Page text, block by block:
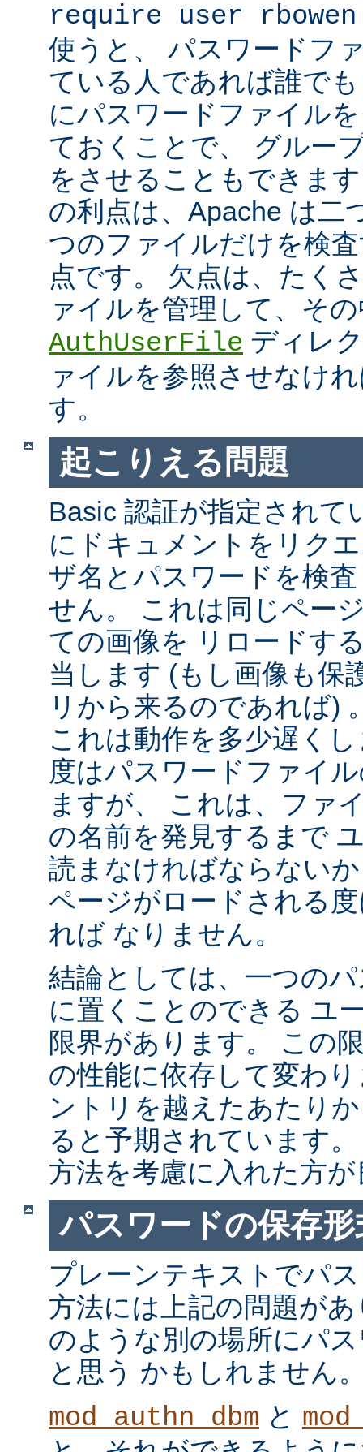
require user rbowen
使うと、 パスワードフ
ている人であれば誰で
にパスワードファイル
ておくことで、 グルー
をさせることもできま
の利点は、Apache は二
つのファイルだけを検
点です。 欠点は、たく
ァイルを管理して、そ
AuthUserFile ディレ
ァイルを参照させなけ
す。
起こりえる問題
Basic 認証が指定されて
にドキュメントをリク
ザ名とパスワードを検
せん。 これは同じペー
ての画像を リロードす
当します (もし画像も保
リから来るのであれば)
これは動作を多少遅く
度はパスワードファイ
ますが、 これは、ファ
の名前を発見するまで
読まなければならない
ページがロードされる
れば なりません。
結論としては、一つの
に置くことのできる ユ
限界があります。 この
の性能に依存して変わ
ントリを越えたあたり
ると予期されています
方法を考慮に入れた方
パスワードの保存
プレーンテキストでパ
方法には上記の問題が
のような別の場所にパ
と思う かもしれません
mod_authn_dbm と